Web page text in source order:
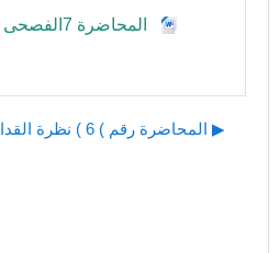
المحاضرة 7الفصحى واللهجة.docx
▶︎ المحاضرة رقم ) 6 ) نظرة القدامى إلى اللهجات العربية